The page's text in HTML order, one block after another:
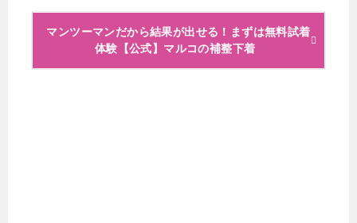
マンツーマンだから結果が出せる！まずは無料試着
体験【公式】マルコの補整下着